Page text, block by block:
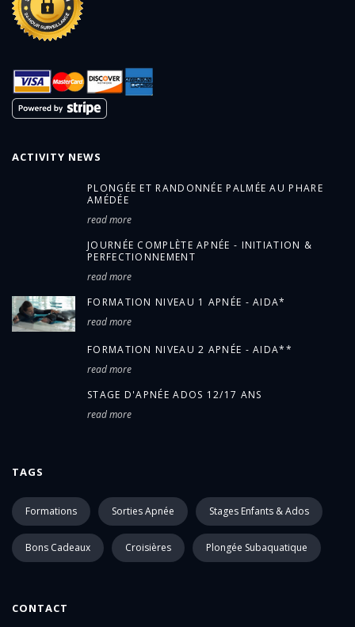
ACTIVITY NEWS
PLONGÉE ET RANDONNÉE PALMÉE AU PHARE
AMÉDÉE
read more
JOURNÉE COMPLÈTE APNÉE - INITIATION &
PERFECTIONNEMENT
read more
FORMATION NIVEAU 1 APNÉE - AIDA*
read more
FORMATION NIVEAU 2 APNÉE - AIDA**
read more
STAGE D'APNÉE ADOS 12/17 ANS
read more
TAGS
Formations Sorties Apnée Stages Enfants & Ados
Bons Cadeaux Croisières Plongée Subaquatique
CONTACT